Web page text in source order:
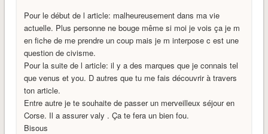
Pour le début de l article: malheureusement dans ma vie
actuelle. Plus personne ne bouge même si moi je vois ça je m
en fiche de me prendre un coup mais je m interpose c est une
question de civisme.
Pour la suite de l article: il y a des marques que je connais tel
que venus et you. D autres que tu me fais découvrir à travers
ton article.
Entre autre je te souhaite de passer un merveilleux séjour en
Corse. Il a assurer valy . Ça te fera un bien fou.
Bisous